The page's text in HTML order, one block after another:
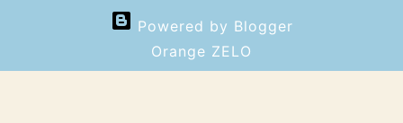
Powered by Blogger
Orange ZELO